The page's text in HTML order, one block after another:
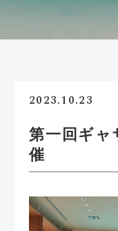
2023.10.23
第一回ギャ
催